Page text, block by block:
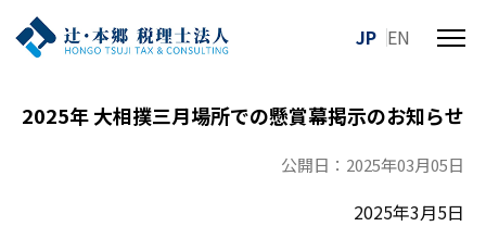
JP EN
メ
ー
を
開
閉
2025年 大相撲三月場所での懸賞幕掲示のお知らせ
公開日：2025年03月05日
2025年3月5日